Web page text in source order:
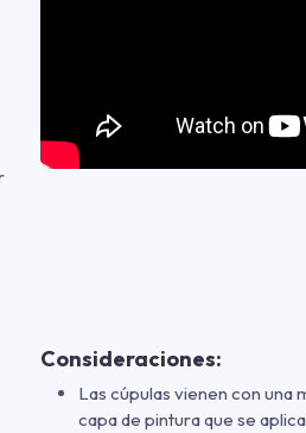
Consideraciones:
Las cúpulas vienen con una
capa de pintura que se